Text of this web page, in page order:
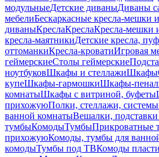
модульныеДетские диваныДиваны
мебелиБескаркасные кресла-мешки
диваныКреслаКреслаКресла-мешки
кресла-маятникиДетские кресла,
оттоманкиКресла-кроватиИгровая
геймерскиеСтолы геймерские
ноутбуковШкафы и стеллажиШкафы
купеШкафы-гармошкиШкафы-
комнатыШкафы с витриной, буфеты
прихожуюПолки, стеллажи,
ванной комнатыВешалки, подставки
тумбыКомодыТумбыПрикроватные
прихожуюКомоды, тумбы для
комодыТумбы под ТВКомоды